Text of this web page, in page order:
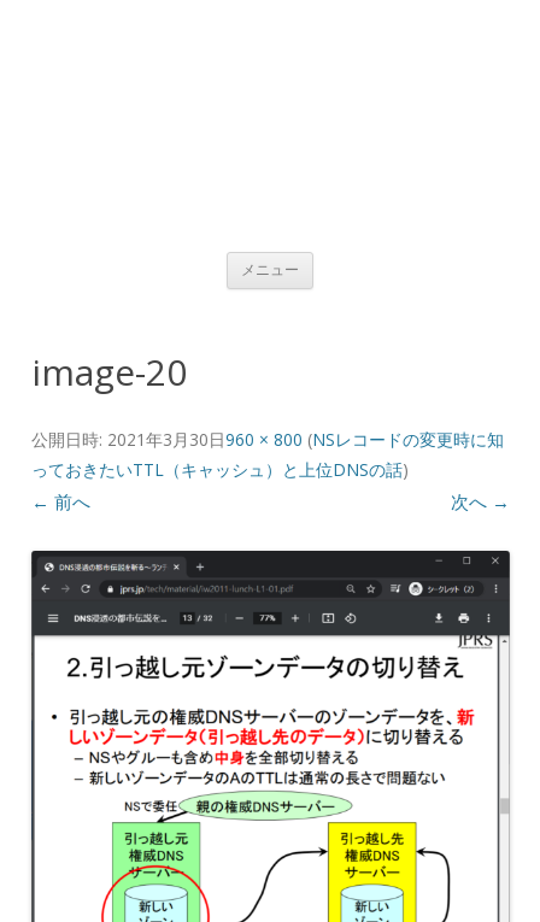
メニュー コンテンツへ移動
image-20
公開日時: 2021年3月30日960 × 800 (NSレコードの変更時に知
っておきたいTTL（キャッシュ）と上位DNSの話)
← 前へ 次へ →